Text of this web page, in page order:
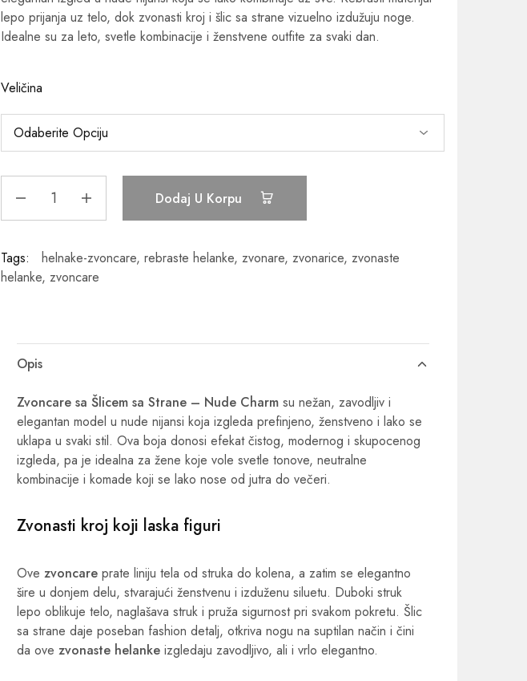
lepo prijanja uz telo, dok zvonasti kroj i šlic sa strane vizuelno izdužuju noge.
Idealne su za leto, svetle kombinacije i ženstvene outfite za svaki dan.
Veličina
Dodaj U Korpu
Tags: helnake-zvoncare,rebraste helanke,zvonare,zvonarice,zvonaste
helanke,zvoncare
Opis
Zvoncare sa Šlicem sa Strane – Nude Charm su nežan, zavodljiv i
elegantan model u nude nijansi koja izgleda prefinjeno, ženstveno i lako se
uklapa u svaki stil. Ova boja donosi efekat čistog, modernog i skupocenog
izgleda, pa je idealna za žene koje vole svetle tonove, neutralne
kombinacije i komade koji se lako nose od jutra do večeri.
Zvonasti kroj koji laska figuri
Ovezvoncare prate liniju tela od struka do kolena, a zatim se elegantno
šire u donjem delu, stvarajući ženstvenu i izduženu siluetu. Duboki struk
lepo oblikuje telo, naglašava struk i pruža sigurnost pri svakom pokretu. Šlic
sa strane daje poseban fashion detalj, otkriva nogu na suptilan način i čini
da ovezvonaste helanke izgledaju zavodljivo, ali i vrlo elegantno.